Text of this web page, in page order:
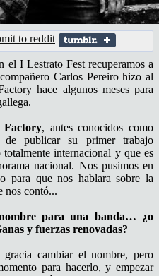
I Lestrato Fest recuperamos a
Carlos Pereiro hizo al
hace algunos meses para
Factory, antes conocidos como
publicar su primer trabajo
internacional y que es
nacional. Nos pusimos en
para que nos hablara sobre la
nos contó...
para una banda… ¿o
y fuerzas renovadas?
cambiar el nombre, pero
para hacerlo, y empezar